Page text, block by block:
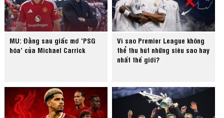
MU: Đằng sau giấc mơ ‘PSG
hóa’ của Michael Carrick
Vì sao Premier League không
thể thu hút những siêu sao hay
nhất thế giới?